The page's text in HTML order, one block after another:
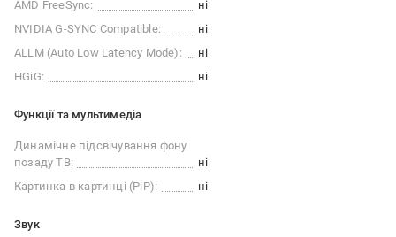
AMD FreeSync:
ні
NVIDIA G-SYNC Compatible:
ні
ALLM (Auto Low Latency Mode):
ні
HGiG:
ні
Функції та мультимедіа
Динамічне підсвічування фону
позаду ТВ:
ні
Картинка в картинці (PiP):
ні
Звук